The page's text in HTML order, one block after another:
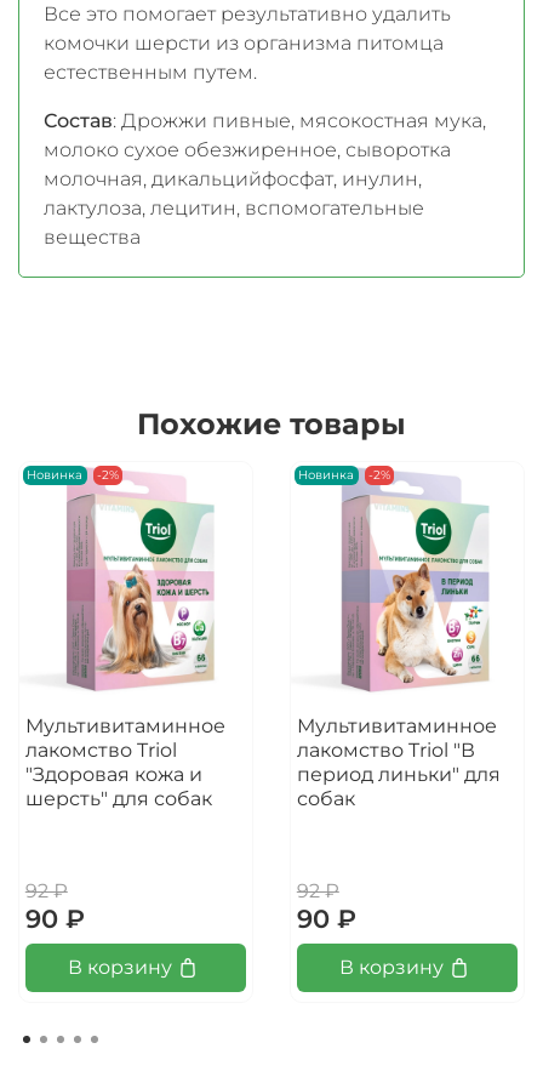
Все это помогает результативно удалить
комочки шерсти из организма питомца
естественным путем.
Состав: Дрожжи пивные, мясокостная мука,
молоко сухое обезжиренное, сыворотка
молочная, дикальцийфосфат, инулин,
лактулоза, лецитин, вспомогательные
вещества
Похожие товары
Новинка -2%
Мультивитаминное
лакомство Triol
"Здоровая кожа и
шерсть" для собак
92 ₽
90 ₽
В корзину
Новинка -2%
Мультивитаминное
лакомство Triol "В
период линьки" для
собак
92 ₽
90 ₽
В корзину